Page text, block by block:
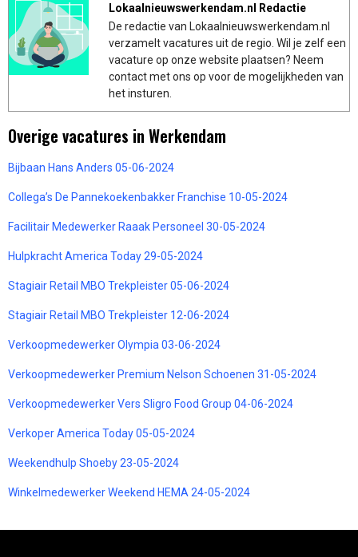
Lokaalnieuwswerkendam.nl Redactie
De redactie van Lokaalnieuwswerkendam.nl
verzamelt vacatures uit de regio. Wil je zelf een
vacature op onze website plaatsen? Neem
contact met ons op voor de mogelijkheden van
het insturen.
Overige vacatures in Werkendam
Bijbaan Hans Anders 05-06-2024
Collega’s De Pannekoekenbakker Franchise 10-05-2024
Facilitair Medewerker Raaak Personeel 30-05-2024
Hulpkracht America Today 29-05-2024
Stagiair Retail MBO Trekpleister 05-06-2024
Stagiair Retail MBO Trekpleister 12-06-2024
Verkoopmedewerker Olympia 03-06-2024
Verkoopmedewerker Premium Nelson Schoenen 31-05-2024
Verkoopmedewerker Vers Sligro Food Group 04-06-2024
Verkoper America Today 05-05-2024
Weekendhulp Shoeby 23-05-2024
Winkelmedewerker Weekend HEMA 24-05-2024